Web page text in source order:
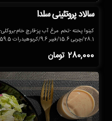
سالاد پروتئینی سلدا
28.1/چربی 15.6/فیبر 9.6/کربوهیدرات 59.5
280,000 تومان